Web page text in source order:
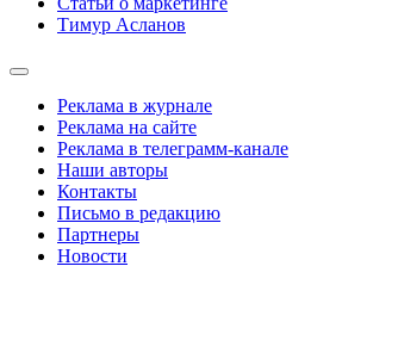
Тимур Асланов
Реклама в журнале
Реклама на сайте
Реклама в телеграмм-канале
Наши авторы
Контакты
Письмо в редакцию
Партнеры
Новости